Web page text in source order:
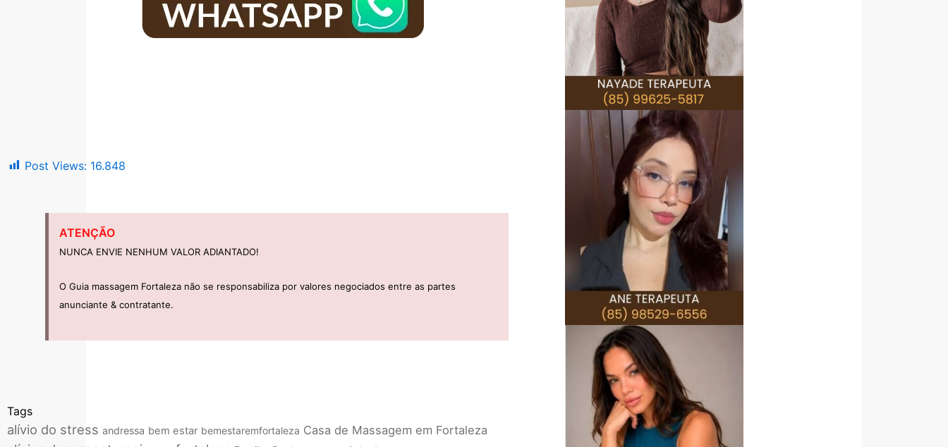
Post Views: 16.848
ATENÇÃO
NUNCA ENVIE NENHUM VALOR ADIANTADO!
O Guia massagem Fortaleza não se responsabiliza por valores negociados entre as partes
anunciante & contratante.
Tags
alívio do stress andressa bem estar bemestaremfortaleza Casa de Massagem em Fortaleza